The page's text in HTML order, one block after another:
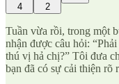
4 2
Tuần vừa rồi, trong một
nhận được câu hỏi:
thú vị hả chị?” Tôi đưa
bạn đã có sự cải thiện rõ